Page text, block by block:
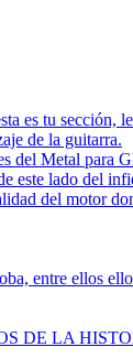
es tu
de la guitarra.
del Metal
este lado del
del motor
entre ellos
DE LA